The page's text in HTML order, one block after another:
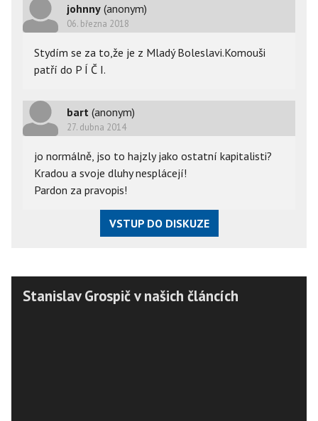
johnny (anonym)
06. března 2018
Stydím se za to,že je z Mladý Boleslavi.Komouši
patří do P Í Č I.
bart (anonym)
27. dubna 2014
jo normálně, jso to hajzly jako ostatní kapitalisti?
Kradou a svoje dluhy nesplácejí!
Pardon za pravopis!
VSTUP DO DISKUZE
Stanislav Grospič v našich článcích